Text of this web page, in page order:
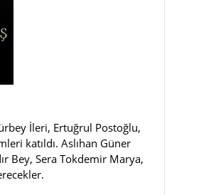
İleri, Ertuğrul Postoğlu,
katıldı. Aslıhan Güner
Bey, Sera Tokdemir Marya,